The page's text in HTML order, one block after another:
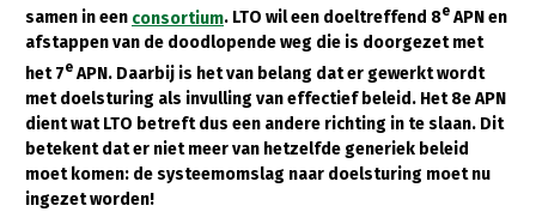
Natuur, klimaat en energie
Bodem en water
Platteland en omgeving
Mens, ondernemerschap en onderwijs
Internationaal
samen in een consortium. LTO wil een doeltreffend 8e APN en
afstappen van de doodlopende weg die is doorgezet met
het 7e APN. Daarbij is het van belang dat er gewerkt wordt
met doelsturing als invulling van effectief beleid. Het 8e APN
dient wat LTO betreft dus een andere richting in te slaan. Dit
betekent dat er niet meer van hetzelfde generiek beleid
moet komen: de systeemomslag naar doelsturing moet nu
ingezet worden!